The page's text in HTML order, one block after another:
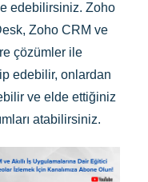
edebilirsiniz. Zoho
Zoho CRM ve
çözümler ile
edebilir, onlardan
ve elde ettiğiniz
atabilirsiniz.